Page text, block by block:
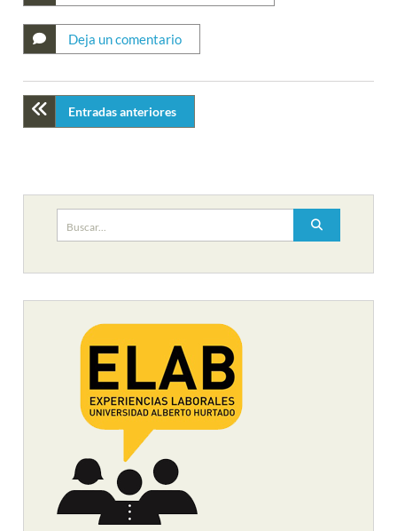
Deja un comentario
Entradas anteriores